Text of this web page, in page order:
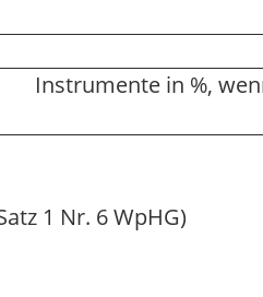
Instrumente in %,
1 Nr. 6 WpHG)